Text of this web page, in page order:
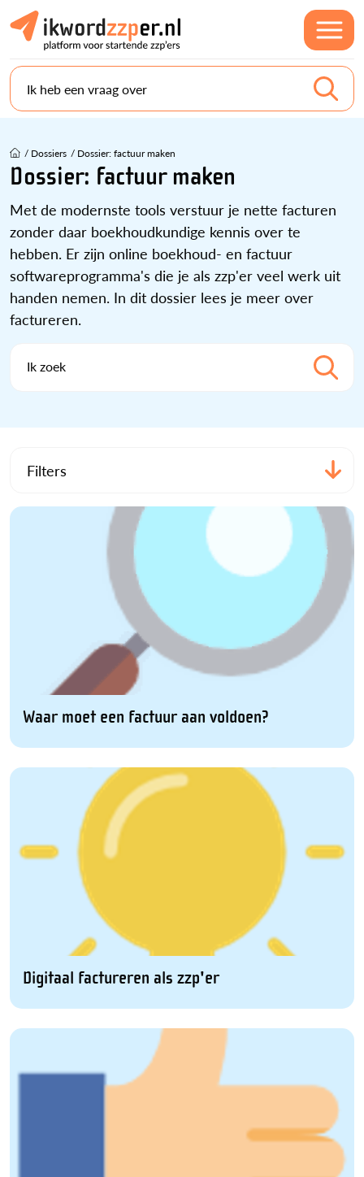
Ik heb een vraag over
/ Dossiers / Dossier: factuur maken
Dossier: factuur maken
Met de modernste tools verstuur je nette facturen
zonder daar boekhoudkundige kennis over te
hebben. Er zijn online boekhoud- en factuur
softwareprogramma's die je als zzp'er veel werk uit
handen nemen. In dit dossier lees je meer over
factureren.
Ik zoek
Filters
Waar moet een factuur aan voldoen?
Digitaal factureren als zzp'er